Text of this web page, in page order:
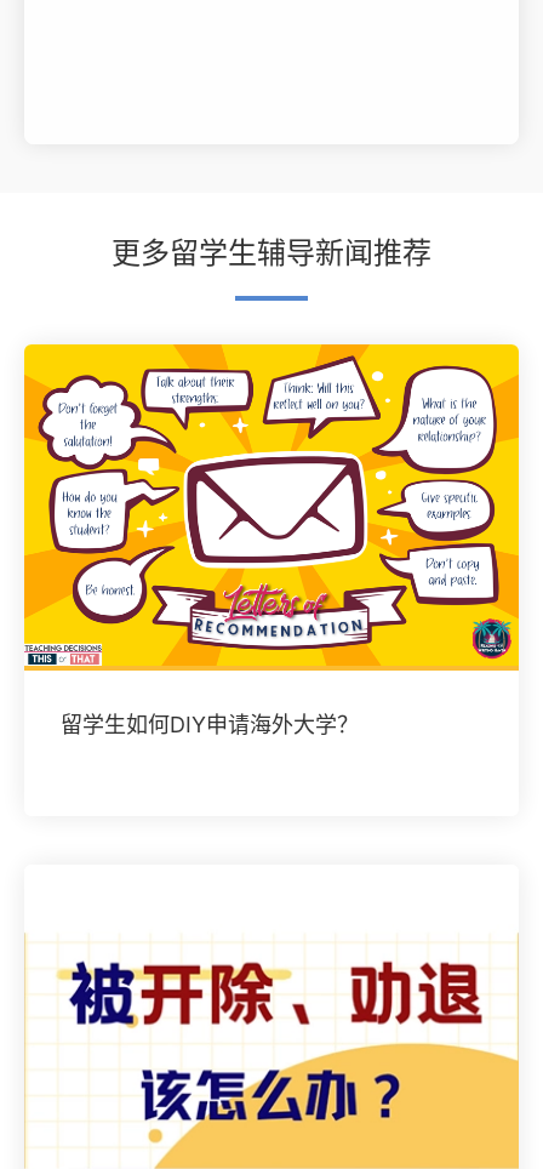
更多留学生辅导新闻推荐
留学生如何DIY申请海外大学？